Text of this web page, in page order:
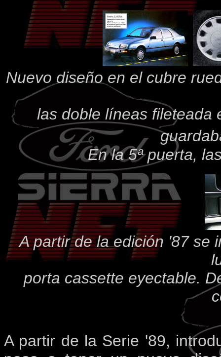
Nuevo diseño en el cubre
las doble líneas fileteada
En la 5ª puerta,
A partir de la edición '87 se
porta cassette eyectable.
A partir de la Serie '89,